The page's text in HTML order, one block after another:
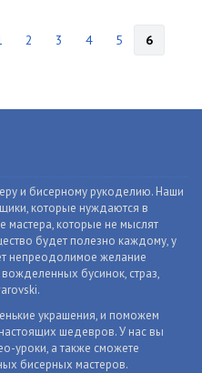
2 3 4 5
6
и бисерному рукоделию. Наши
которые нуждаются в
которые не мыслят
будет полезно каждому, у
непреодолимое желание
вожделенных бусинок, страз,
украшения, и поможем
шедевров. У нас вы
уроки, а также сможете
бисерных мастеров.